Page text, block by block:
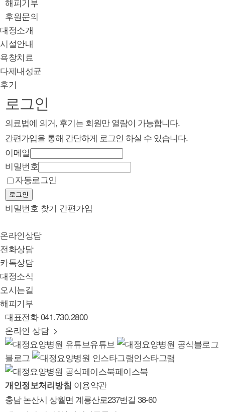
후원문의
대정소개
시설안내
욕창치료
다제내성균
후기
로그인
의료법에 의거, 후기는 회원만 열람이 가능합니다.
간편가입을 통해 간단하게 로그인 하실 수 있습니다.
이메일
비밀번호
자동로그인
로그인
비밀번호 찾기 간편가입
온라인상담
전화상담
카톡상담
대정소식
오시는길
해피기부
대표전화 041.730.2800
온라인 상담 >
유튜브
블로그
인스타그램
페이스북
개인정보처리방침 이용약관
충남 논산시 상월면 계룡산로237번길 38-60